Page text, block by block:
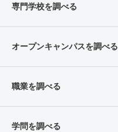
専門学校を調べる
オープンキャンパスを調べる
職業を調べる
学問を調べる